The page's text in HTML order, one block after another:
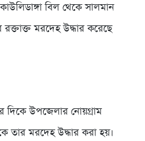
বিল থেকে সালমান
মরদেহ উদ্ধার করেছে
দিকে উপজেলার নোয়গ্রাম
তার মরদেহ উদ্ধার করা হয়।